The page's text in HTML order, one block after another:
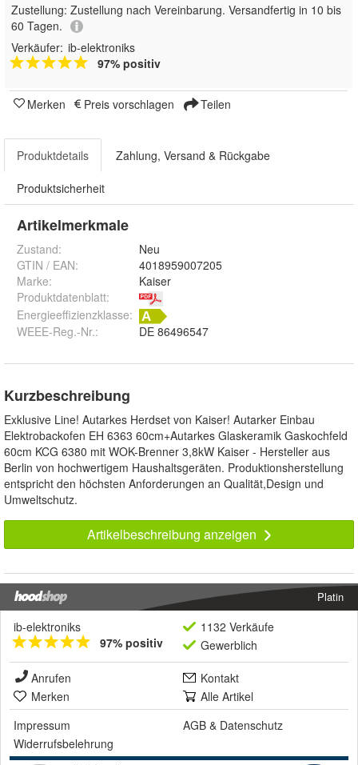
Zustellung: Zustellung nach Vereinbarung. Versandfertig in 10 bis
60 Tagen.
Verkäufer: ib-elektroniks
97% positiv
Merken Preis vorschlagen Teilen
Produktdetails Zahlung, Versand & Rückgabe
Produktsicherheit
Artikelmerkmale
Zustand:
Neu
GTIN / EAN:
4018959007205
Marke:
Kaiser
Produktdatenblatt:
Energieeffizienzklasse:
WEEE-Reg.-Nr.: DE 86496547
Kurzbeschreibung
Exklusive Line! Autarkes Herdset von Kaiser! Autarker Einbau
Elektrobackofen EH 6363 60cm+Autarkes Glaskeramik Gaskochfeld
60cm KCG 6380 mit WOK-Brenner 3,8kW Kaiser - Hersteller aus
Berlin von hochwertigem Haushaltsgeräten. Produktionsherstellung
entspricht den höchsten Anforderungen an Qualität,Design und
Umweltschutz.
Artikelbeschreibung anzeigen
Platin
ib-elektroniks
97% positiv
1132 Verkäufe
Gewerblich
Anrufen
Kontakt
Merken
Alle Artikel
Impressum
AGB & Datenschutz
Widerrufsbelehrung